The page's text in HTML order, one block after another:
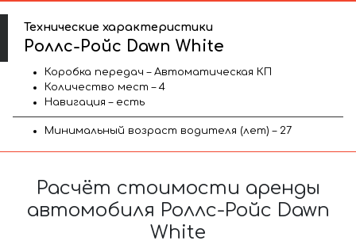
Технические характеристики
Роллс-Ройс Dawn White
Коробка передач – Автоматическая КП
Количество мест – 4
Навигация – есть
Минимальный возраст водителя (лет) – 27
Расчёт стоимости аренды
автомобиля Роллс-Ройс Dawn
White